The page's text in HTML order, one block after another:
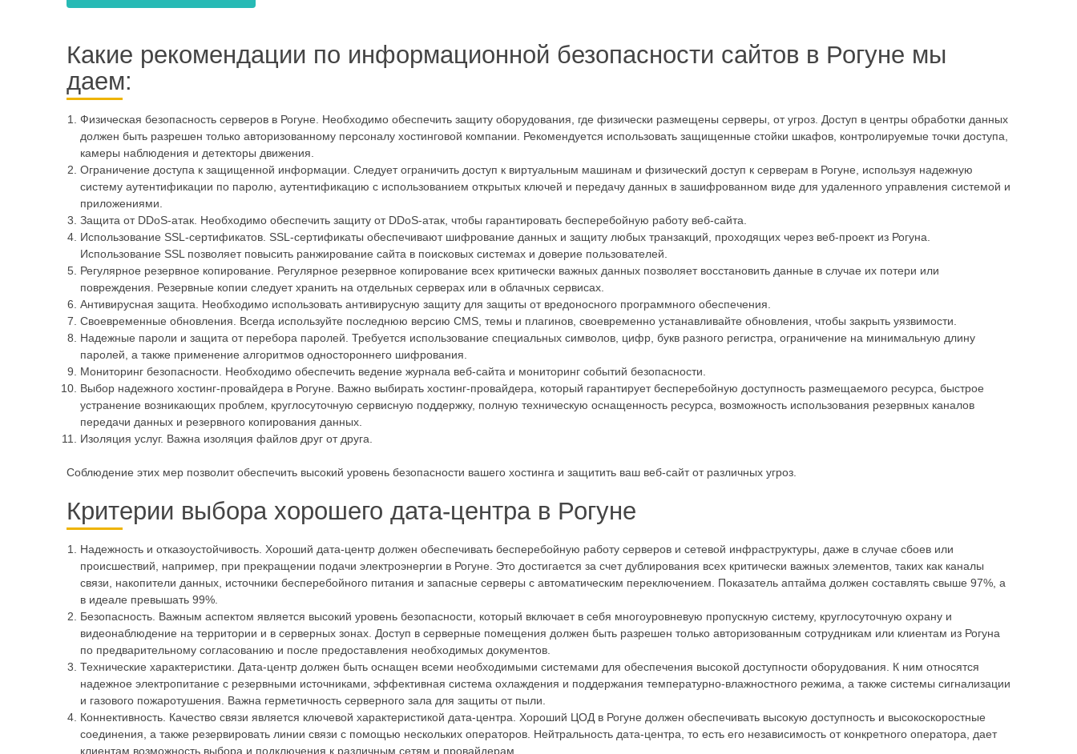
Какие рекомендации по информационной безопасности сайтов в Рогуне мы
даем:
Физическая безопасность серверов в Рогуне. Необходимо обеспечить защиту оборудования, где физически размещены серверы, от угроз. Доступ в центры обработки данных
должен быть разрешен только авторизованному персоналу хостинговой компании. Рекомендуется использовать защищенные стойки шкафов, контролируемые точки доступа,
камеры наблюдения и детекторы движения.
Ограничение доступа к защищенной информации. Следует ограничить доступ к виртуальным машинам и физический доступ к серверам в Рогуне, используя надежную
систему аутентификации по паролю, аутентификацию с использованием открытых ключей и передачу данных в зашифрованном виде для удаленного управления системой и
приложениями.
Защита от DDoS-атак. Необходимо обеспечить защиту от DDoS-атак, чтобы гарантировать бесперебойную работу веб-сайта.
Использование SSL-сертификатов. SSL-сертификаты обеспечивают шифрование данных и защиту любых транзакций, проходящих через веб-проект из Рогуна.
Использование SSL позволяет повысить ранжирование сайта в поисковых системах и доверие пользователей.
Регулярное резервное копирование. Регулярное резервное копирование всех критически важных данных позволяет восстановить данные в случае их потери или
повреждения. Резервные копии следует хранить на отдельных серверах или в облачных сервисах.
Антивирусная защита. Необходимо использовать антивирусную защиту для защиты от вредоносного программного обеспечения.
Своевременные обновления. Всегда используйте последнюю версию CMS, темы и плагинов, своевременно устанавливайте обновления, чтобы закрыть уязвимости.
Надежные пароли и защита от перебора паролей. Требуется использование специальных символов, цифр, букв разного регистра, ограничение на минимальную длину
паролей, а также применение алгоритмов одностороннего шифрования.
Мониторинг безопасности. Необходимо обеспечить ведение журнала веб-сайта и мониторинг событий безопасности.
Выбор надежного хостинг-провайдера в Рогуне. Важно выбирать хостинг-провайдера, который гарантирует бесперебойную доступность размещаемого ресурса, быстрое
устранение возникающих проблем, круглосуточную сервисную поддержку, полную техническую оснащенность ресурса, возможность использования резервных каналов
передачи данных и резервного копирования данных.
Изоляция услуг. Важна изоляция файлов друг от друга.
Соблюдение этих мер позволит обеспечить высокий уровень безопасности вашего хостинга и защитить ваш веб-сайт от различных угроз.
Критерии выбора хорошего дата-центра в Рогуне
Надежность и отказоустойчивость. Хороший дата-центр должен обеспечивать бесперебойную работу серверов и сетевой инфраструктуры, даже в случае сбоев или
происшествий, например, при прекращении подачи электроэнергии в Рогуне. Это достигается за счет дублирования всех критически важных элементов, таких как каналы
связи, накопители данных, источники бесперебойного питания и запасные серверы с автоматическим переключением. Показатель аптайма должен составлять свыше 97%, а
в идеале превышать 99%.
Безопасность. Важным аспектом является высокий уровень безопасности, который включает в себя многоуровневую пропускную систему, круглосуточную охрану и
видеонаблюдение на территории и в серверных зонах. Доступ в серверные помещения должен быть разрешен только авторизованным сотрудникам или клиентам из Рогуна
по предварительному согласованию и после предоставления необходимых документов.
Технические характеристики. Дата-центр должен быть оснащен всеми необходимыми системами для обеспечения высокой доступности оборудования. К ним относятся
надежное электропитание с резервными источниками, эффективная система охлаждения и поддержания температурно-влажностного режима, а также системы сигнализации
и газового пожаротушения. Важна герметичность серверного зала для защиты от пыли.
Коннективность. Качество связи является ключевой характеристикой дата-центра. Хороший ЦОД в Рогуне должен обеспечивать высокую доступность и высокоскоростные
соединения, а также резервировать линии связи с помощью нескольких операторов. Нейтральность дата-центра, то есть его независимость от конкретного оператора, дает
клиентам возможность выбора и подключения к различным сетям и провайдерам.